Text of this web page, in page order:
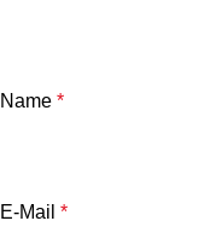
Name *
E-Mail *